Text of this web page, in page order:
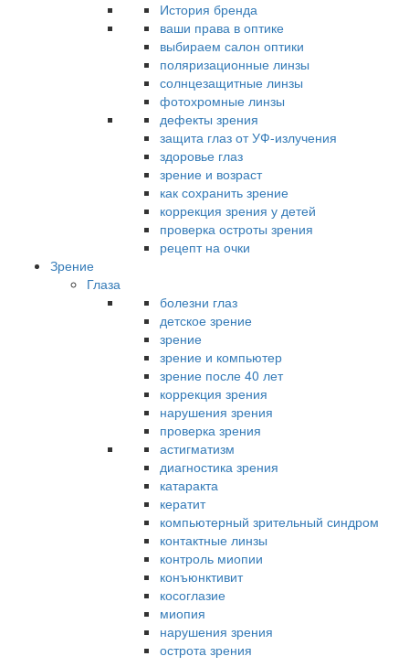
История бренда
ваши права в оптике
выбираем салон оптики
поляризационные линзы
солнцезащитные линзы
фотохромные линзы
дефекты зрения
защита глаз от УФ-излучения
здоровье глаз
зрение и возраст
как сохранить зрение
коррекция зрения у детей
проверка остроты зрения
рецепт на очки
Зрение
Глаза
болезни глаз
детское зрение
зрение
зрение и компьютер
зрение после 40 лет
коррекция зрения
нарушения зрения
проверка зрения
астигматизм
диагностика зрения
катаракта
кератит
компьютерный зрительный синдром
контактные линзы
контроль миопии
конъюнктивит
косоглазие
миопия
нарушения зрения
острота зрения